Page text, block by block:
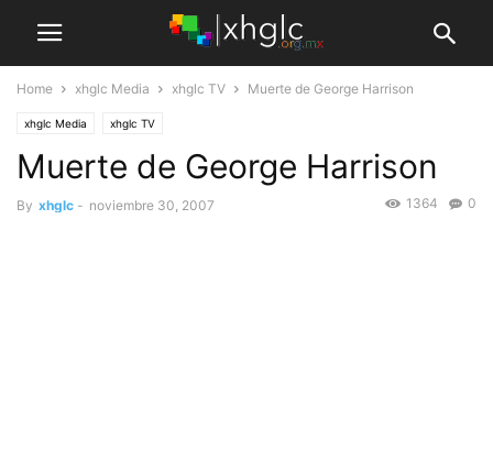
Home xhglc Media xhglc TV Muerte de George Harrison
xhglc Media xhglc TV
Muerte de George Harrison
By xhglc - noviembre 30, 2007 0
1364